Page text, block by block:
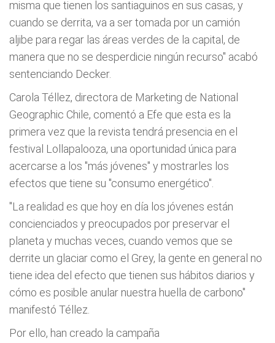
misma que tienen los santiaguinos en sus casas, y
cuando se derrita, va a ser tomada por un camión
aljibe para regar las áreas verdes de la capital, de
manera que no se desperdicie ningún recurso" acabó
sentenciando Decker.
Carola Téllez, directora de Marketing de National
Geographic Chile, comentó a Efe que esta es la
primera vez que la revista tendrá presencia en el
festival Lollapalooza, una oportunidad única para
acercarse a los "más jóvenes" y mostrarles los
efectos que tiene su "consumo energético".
"La realidad es que hoy en día los jóvenes están
concienciados y preocupados por preservar el
planeta y muchas veces, cuando vemos que se
derrite un glaciar como el Grey, la gente en general no
tiene idea del efecto que tienen sus hábitos diarios y
cómo es posible anular nuestra huella de carbono"
manifestó Téllez.
Por ello, han creado la campaña